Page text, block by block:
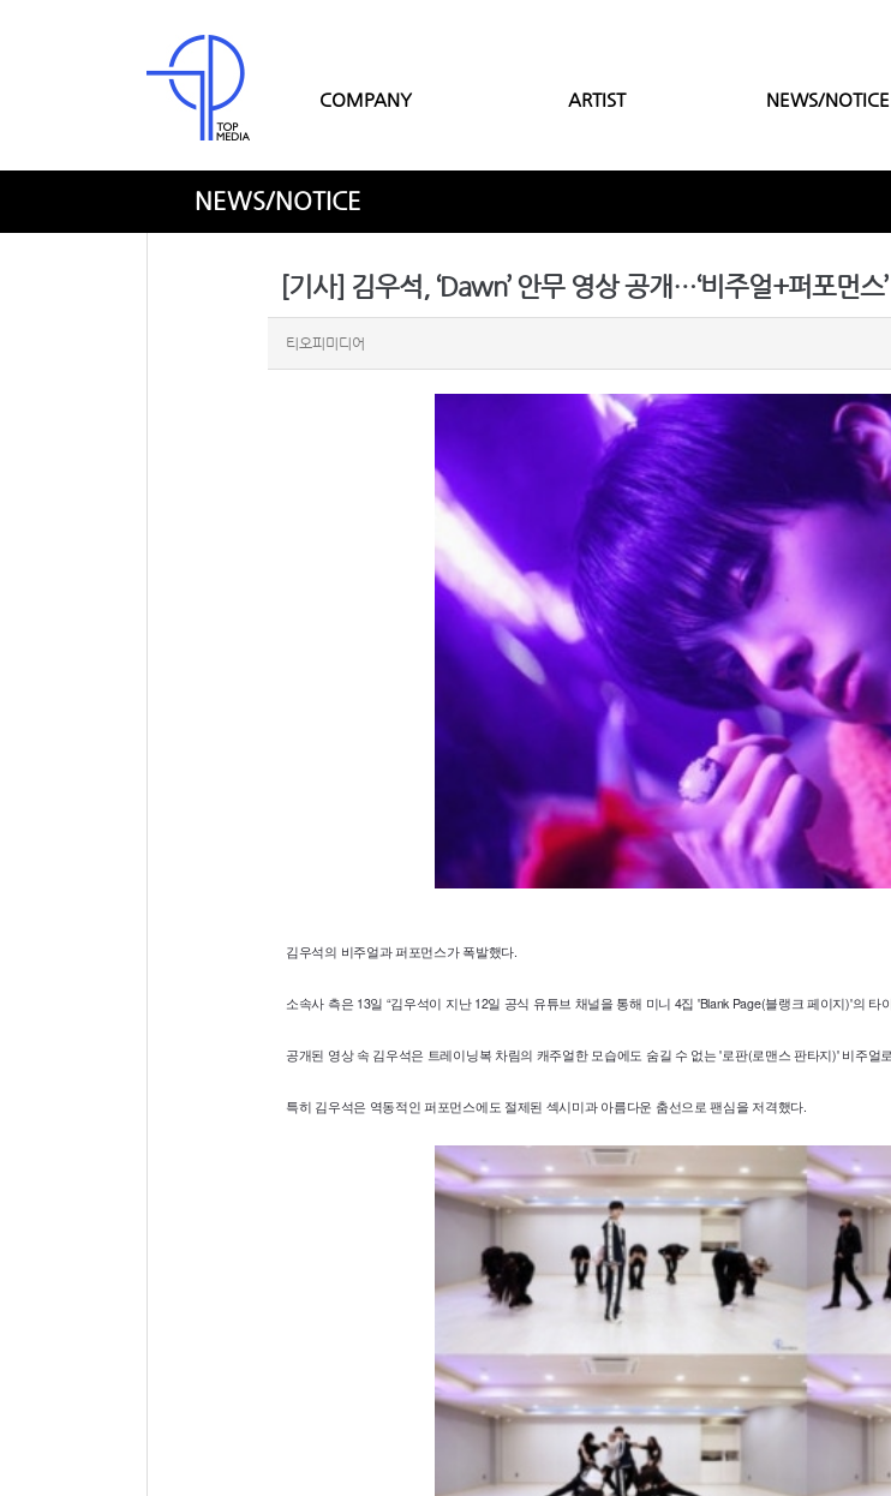
COMPANY ARTIST NEWS/NOTICE
NEWS/NOTICE
[기사] 김우석, ‘Dawn’ 안무 영상 공개…‘비주얼+퍼포먼
티오피미디어
김우석의 비주얼과 퍼포먼스가 폭발했다.
소속사 측은 13일 “김우석이 지난 12일 공식 유튜브 채널을 통해 미니 4집 'Blank Page(블랭크 페이지)'의
공개된 영상 속 김우석은 트레이닝복 차림의 캐주얼한 모습에도 숨길 수 없는 '로판(로맨스 판타지)' 비주얼
특히 김우석은 역동적인 퍼포먼스에도 절제된 섹시미과 아름다운 춤선으로 팬심을 저격했다.